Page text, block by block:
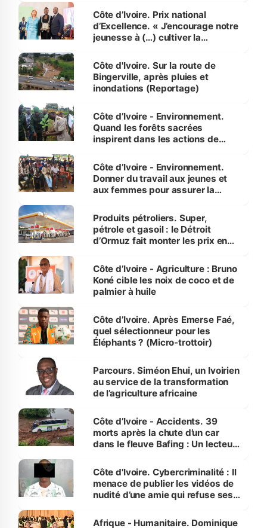
Côte d’Ivoire. Prix national
d’Excellence. « J’encourage notre
jeunesse à (…) cultiver la
(Alassane Ouattara
Côte d'Ivoire. Sur la route de
Bingerville, après pluies et
inondations (Reportage)
Côte d’Ivoire - Environnement.
Quand les forêts sacrées
inspirent dans les actions de
Côte d’Ivoire - Environnement.
Donner du travail aux jeunes et
aux femmes pour assurer la
menacées
Produits pétroliers. Super,
pétrole et gasoil : le Détroit
d’Ormuz fait monter les prix en
Côte d’Ivoire - Agriculture : Bruno
Koné cible les noix de coco et de
palmier à huile
Côte d’Ivoire. Après Emerse Faé,
quel sélectionneur pour les
Éléphants ? (Micro-trottoir)
Parcours. Siméon Ehui, un Ivoirien
au service de la transformation
de l’agriculture africaine
Côte d’Ivoire - Accidents. 39
morts après la chute d’un car
dans le fleuve Bafing : Un lecteur
des Transports
Côte d'Ivoire. Cybercriminalité : Il
menace de publier les vidéos de
nudité d’une amie qui refuse ses
Afrique - Humanitaire. Dominique